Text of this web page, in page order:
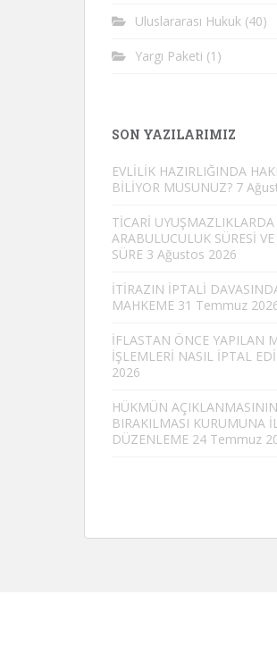
Uluslararası Hukuk (40)
Yargı Paketi (1)
SON YAZILARIMIZ
EVLİLİK HAZIRLIĞINDA
BİLİYOR MUSUNUZ? 7
TİCARİ
ARABULUCULUK SÜRESİ
SÜRE 3 Ağustos 2026
İTİRAZIN İPTALİ
MAHKEME 31 Temmuz
İFLASTAN ÖNCE YAPILAN
İŞLEMLERİ NASIL İPTAL
2026
HÜKMÜN
BIRAKILMASI KURUMUNA
DÜZENLEME 24 Temmuz